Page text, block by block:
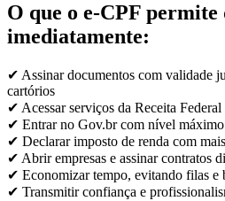
O que o e-CPF permite
imediatamente:
✔ Assinar documentos com validade
cartórios
✔ Acessar serviços da Receita
✔ Entrar no Gov.br com nível máximo
✔ Declarar imposto de renda com
✔ Abrir empresas e assinar contratos
✔ Economizar tempo, evitando filas e
✔ Transmitir confiança e